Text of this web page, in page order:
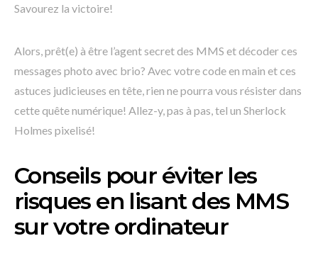
Savourez la victoire!
Alors, prêt(e) à être l’agent secret des MMS et décoder ces
messages photo avec brio? Avec votre code en main et ces
astuces judicieuses en tête, rien ne pourra vous résister dans
cette quête numérique! Allez-y, pas à pas, tel un Sherlock
Holmes pixelisé!
Conseils pour éviter les
risques en lisant des MMS
sur votre ordinateur